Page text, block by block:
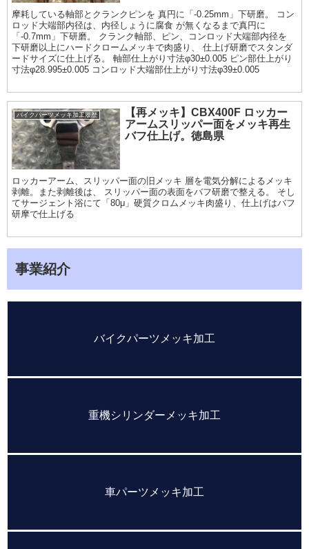
摩耗している軸部とクランクピンを 真円に「-0.25mm」下研磨。 コン
ロッド大端部内径は、内径しょうに腐食 が無くなるまで真円に
「-0.7mm」下研磨。 クランク軸部、ピン、コンロッド大端部内径を
下研磨以上にハードクロームメッキで肉盛り、 仕上げ研磨でスタンダ
ードサイズに仕上げる。 軸部仕上がり寸法φ30±0.005 ピン部仕上がり
寸法φ28.995±0.005 コンロッド大端部仕上がり寸法φ39±0.005
バイクパーツメッキ加工履歴
【再メッキ】CBX400F ロッカー
アームスリッパー面をメッキ再生
バフ仕上げ。徳島県
ロッカーアーム、スリッパー面の旧メッキ 層を電気分解によるメッキ
剥離。また剥離後は、 スリッパー面の表面をバフ研磨で整える。 そし
てサージェント浴にて「80μ」硬質クロムメッキ肉盛り、仕上げはバフ
研摩で仕上げる
事業紹介
バイクパーツメッキ加工
重機シリンダーメッキ加工
車パーツメッキ加工